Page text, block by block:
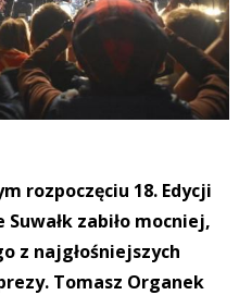
rozpoczęciu 18. Edycji
Suwałk zabiło mocniej,
z najgłośniejszych
Tomasz Organek